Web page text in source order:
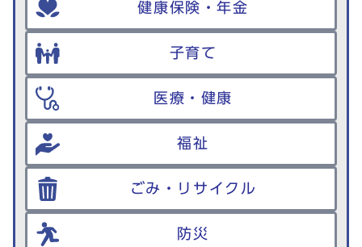
健康保険・年金
子育て
医療・健康
福祉
ごみ・リサイクル
防災